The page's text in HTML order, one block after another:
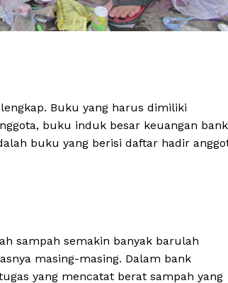
Menu Utama
Buku yang harus dimiliki
buku induk besar keuangan bank
buku yang berisi daftar hadir
sampah semakin banyak barulah
masing-masing. Dalam bank
yang mencatat berat sampah yang